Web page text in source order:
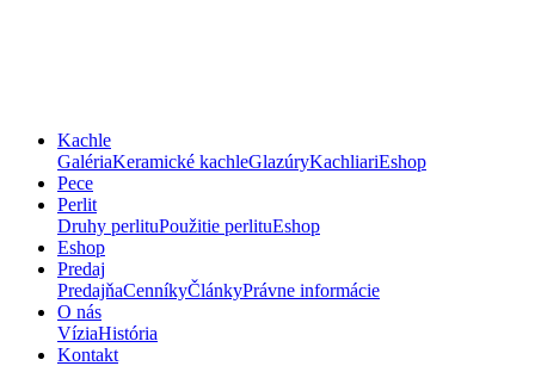
Kachle
GalériaKeramické kachleGlazúryKachliariEshop
Pece
Perlit
Druhy perlituPoužitie perlituEshop
Eshop
Predaj
PredajňaCenníkyČlánkyPrávne informácie
O nás
VíziaHistória
Kontakt